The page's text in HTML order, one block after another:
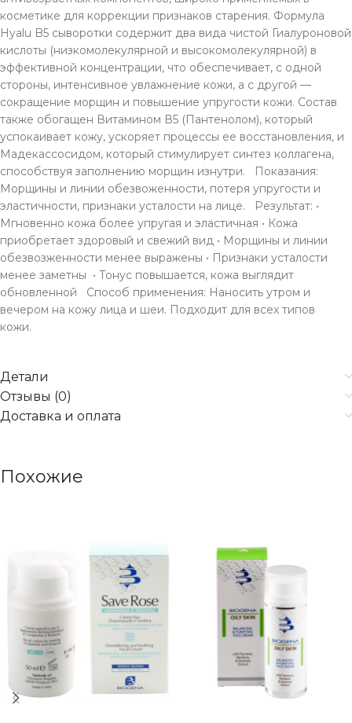
косметике для коррекции признаков старения. Формула
Hyalu B5 сыворотки содержит два вида чистой Гиалуроновой
кислоты (низкомолекулярной и высокомолекулярной) в
эффективной концентрации, что обеспечивает, с одной
стороны, интенсивное увлажнение кожи, а с другой —
сокращение морщин и повышение упругости кожи. Состав
также обогащен Витамином В5 (Пантенолом), который
успокаивает кожу, ускоряет процессы ее восстановления, и
Мадекассосидом, который стимулирует синтез коллагена,
способствуя заполнению морщин изнутри. Показания:
Морщины и линии обезвоженности, потеря упругости и
эластичности, признаки усталости на лице. Результат: •
Мгновенно кожа более упругая и эластичная • Кожа
приобретает здоровый и свежий вид • Морщины и линии
обезвозженности менее выражены • Признаки усталости
менее заметны • Тонус повышается, кожа выглядит
обновленной Способ применения: Наносить утром и
вечером на кожу лица и шеи. Подходит для всех типов
кожи.
Детали
Отзывы (0)
Доставка и оплата
Похожие